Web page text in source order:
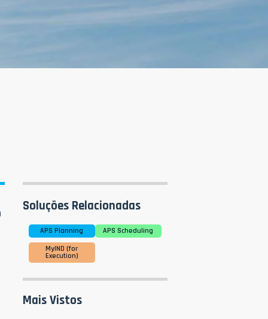
Soluções Relacionadas
APS Planning
APS Scheduling
MyIND (for
Execution)
Mais Vistos